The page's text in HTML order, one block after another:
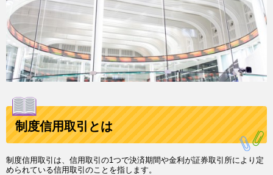
制度信用取引とは
制度信用取引は、信用取引の1つで決済期間や金利が証券取引所により定
められている信用取引のことを指します。